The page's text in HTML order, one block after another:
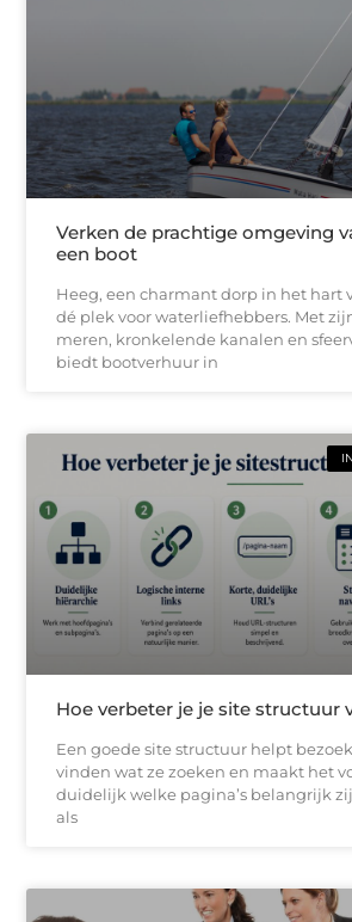
Verken de prachtige omgeving
een boot
Heeg, een charmant dorp in het hart
dé plek voor waterliefhebbers. Met
meren, kronkelende kanalen en
biedt bootverhuur in
Hoe verbeter je je site structuur
Een goede site structuur helpt
vinden wat ze zoeken en maakt het
duidelijk welke pagina’s belangrijk
als